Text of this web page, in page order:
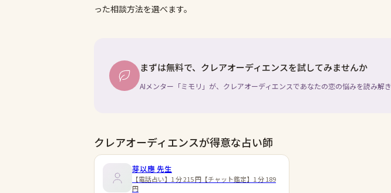
った相談方法を選べます。
まずは無料で、クレアオーディエンスを試してみませんか
AIメンター「ミモリ」が、クレアオーディエンスであなたの恋の悩みを読み解
クレアオーディエンスが得意な占い師
芽以應先生
【電話占い】1 分 215 円【チャット鑑定】1 分 189
円